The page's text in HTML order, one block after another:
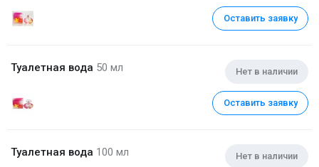
Оставить заявку
Туалетная вода 50 мл Нет в наличии
Оставить заявку
Туалетная вода 100 мл Нет в наличии